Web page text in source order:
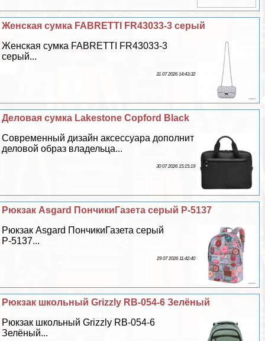
Женская сумка FABRETTI FR43033-3 серый
Женская сумка FABRETTI FR43033-3
серый...
31 07 2026 14:43:32
Деловая сумка Lakestone Copford Black
Современный дизайн аксессуара дополнит
деловой образ владельца...
30 07 2026 15:15:19
Рюкзак Asgard ПончикиГазета серый Р-5137
Рюкзак Asgard ПончикиГазета серый
Р-5137...
29 07 2026 11:42:40
Рюкзак школьный Grizzly RB-054-6 Зелёный
Рюкзак школьный Grizzly RB-054-6
Зелёный...